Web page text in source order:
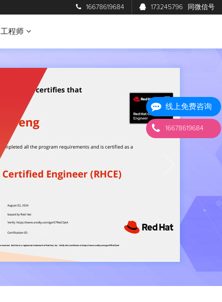
16678619684 173245796 同微信号
程师
线上免费咨询
16678619684